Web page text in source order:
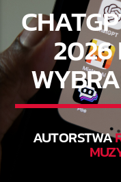
2026
AUTORSTWA